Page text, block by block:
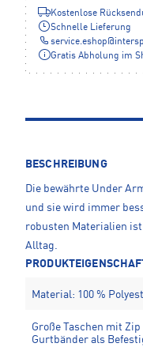
Kostenlose
Schnelle Lieferung
service.eshop@
Gratis Abholung im
BESCHREIBUNG
Die bewährte Under
und sie wird immer
robusten Materialien
Alltag.
Material: 100 %
Große Taschen mit
Gurtbänder als